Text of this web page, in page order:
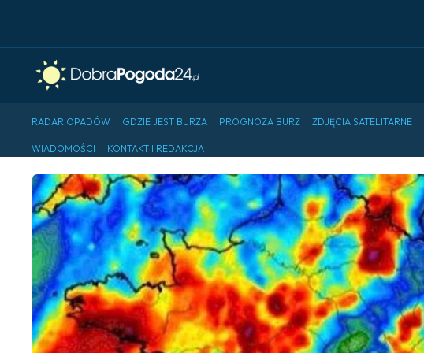
RADAR OPADÓW GDZIE JEST BURZA PROGNOZA BURZ ZDJĘCIA SATELITARNE
WIADOMOŚCI KONTAKT I REDAKCJA